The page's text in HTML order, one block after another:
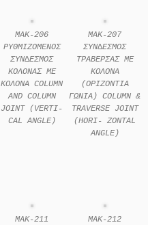
MAK-206
ΡΥΘΜΙΖOΜΕΝΟΣ
ΣYΝ∆ΕΣΜΟΣ
ΚΟΛOΝΑΣ ΜΕ
ΚΟΛOΝΑ COLUMN
AND COLUMN
JOINT (VERTI-
CAL ANGLE)
MAK-207
ΣΥΝ∆ΕΣΜΟΣ
ΤΡΑΒΕΡΣΑΣ ΜΕ
ΚΟΛΟΝΑ
(ΟΡΙΖΟΝΤΙΑ
ΓΩΝΙΑ) COLUMN &
TRAVERSE JOINT
(HORI- ZONTAL
ANGLE)
MAK-211
MAK-212